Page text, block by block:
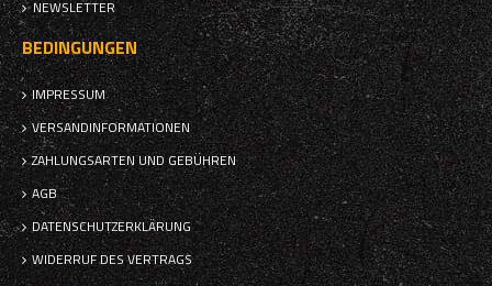
NEWSLETTER
BEDINGUNGEN
IMPRESSUM
VERSANDINFORMATIONEN
ZAHLUNGSARTEN UND GEBÜHREN
AGB
DATENSCHUTZERKLÄRUNG
WIDERRUF DES VERTRAGS